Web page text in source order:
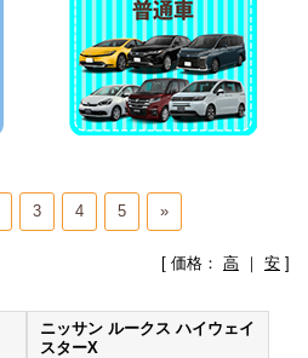
3 4 5 »
[ 価格： 高 ｜ 安 ]
ニッサン ルークス ハイウェイ
スターX